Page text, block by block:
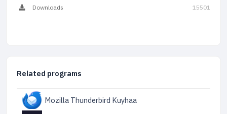
Downloads 15501
Related programs
Mozilla Thunderbird Kuyhaa